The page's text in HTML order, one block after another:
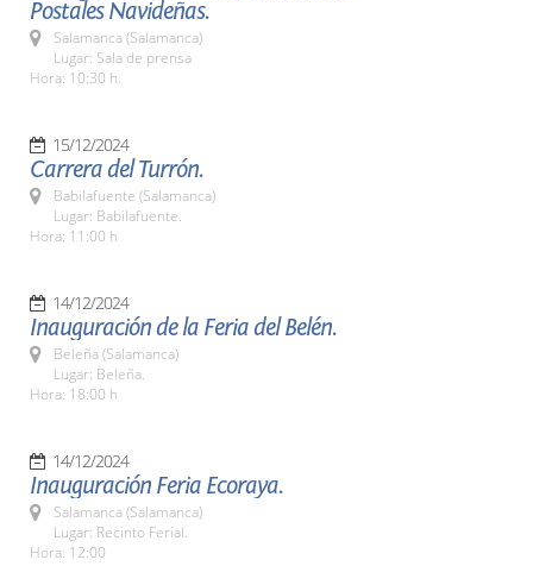
Postales Navideñas.
Salamanca (Salamanca)
Lugar: Sala de prensa
Hora: 10:30 h.
15/12/2024
Carrera del Turrón.
Babilafuente (Salamanca)
Lugar: Babilafuente.
Hora: 11:00 h
14/12/2024
Inauguración de la Feria del Belén.
Beleña (Salamanca)
Lugar: Beleña.
Hora: 18:00 h
14/12/2024
Inauguración Feria Ecoraya.
Salamanca (Salamanca)
Lugar: Recinto Ferial.
Hora: 12:00